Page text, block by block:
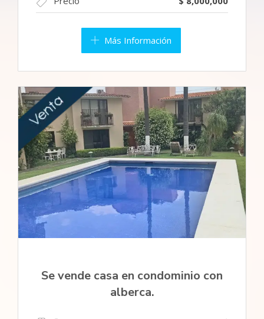
Más Información
Se vende casa en condominio con
alberca.